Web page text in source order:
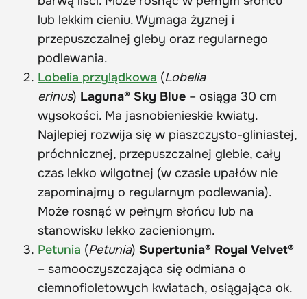
lub lekkim cieniu. Wymaga żyznej i
przepuszczalnej gleby oraz regularnego
podlewania.
Lobelia przylądkowa (Lobelia
erinus) Laguna® Sky Blue – osiąga 30 cm
wysokości. Ma jasnobienieskie kwiaty.
Najlepiej rozwija się w piaszczysto-gliniastej,
próchnicznej, przepuszczalnej glebie, cały
czas lekko wilgotnej (w czasie upałów nie
zapominajmy o regularnym podlewania).
Może rosnąć w pełnym słońcu lub na
stanowisku lekko zacienionym.
Petunia (Petunia) Supertunia® Royal Velvet®
– samooczyszczająca się odmiana o
ciemnofioletowych kwiatach, osiągająca ok.